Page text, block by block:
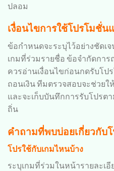
ปลอม
เงื่อนไขการใช้โปรโมชั่น
ข้อกำหนดจะระบุไว้อย่างชัดเ
เกมที่ร่วมรายชื่อ ข้อจำกัดการ
ควรอ่านเงื่อนไขก่อนกดรับโ
ถอนเงิน ทีมตรวจสอบจะช่วย
และจะเก็บบันทึกการรับโปร
ถิ่น
คำถามที่พบบ่อยเกี่ยวกับ
โปรใช้กับเกมไหนบ้าง
ระบุเกมที่ร่วมในหน้ารายละเ